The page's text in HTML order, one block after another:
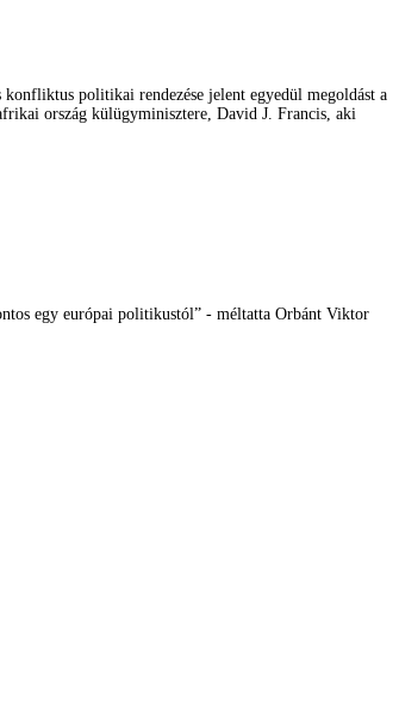
politikai rendezése jelent egyedül megoldást a
ország külügyminisztere, David J. Francis, aki
egy európai politikustól” - méltatta Orbánt Viktor